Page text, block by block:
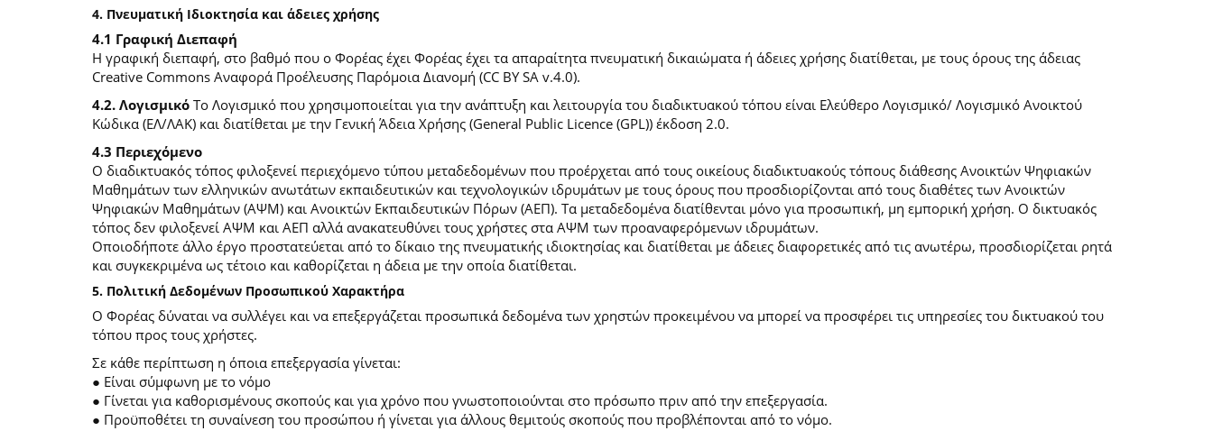
4. Πνευματική Ιδιοκτησία και άδειες χρήσης
4.1 Γραφική Διεπαφή
Η γραφική διεπαφή, στο βαθμό που ο Φορέας έχει Φορέας έχει τα απαραίτητα πνευματική δικαιώματα ή άδειες χρήσης διατίθεται, με τους όρους της άδειας
Creative Commons Αναφορά Προέλευσης Παρόμοια Διανομή (CC BY SA v.4.0).
4.2. ΛογισμικόΤο Λογισμικό που χρησιμοποιείται για την ανάπτυξη και λειτουργία του διαδικτυακού τόπου είναι Ελεύθερο Λογισμικό/ Λογισμικό Ανοικτού
Κώδικα (ΕΛ/ΛΑΚ) και διατίθεται με την Γενική Άδεια Χρήσης (General Public Licence (GPL)) έκδοση 2.0.
4.3 Περιεχόμενο
O διαδικτυακός τόπος φιλοξενεί περιεχόμενο τύπου μεταδεδομένων που προέρχεται από τους οικείους διαδικτυακούς τόπους διάθεσης Ανοικτών Ψηφιακών
Μαθημάτων των ελληνικών ανωτάτων εκπαιδευτικών και τεχνολογικών ιδρυμάτων με τους όρους που προσδιορίζονται από τους διαθέτες των Ανοικτών
Ψηφιακών Μαθημάτων (ΑΨΜ) και Ανοικτών Εκπαιδευτικών Πόρων (ΑΕΠ). Τα μεταδεδομένα διατίθενται μόνο για προσωπική, μη εμπορική χρήση. Ο δικτυακός
τόπος δεν φιλοξενεί ΑΨΜ και ΑΕΠ αλλά ανακατευθύνει τους χρήστες στα ΑΨΜ των προαναφερόμενων ιδρυμάτων.
Οποιοδήποτε άλλο έργο προστατεύεται από το δίκαιο της πνευματικής ιδιοκτησίας και διατίθεται με άδειες διαφορετικές από τις ανωτέρω, προσδιορίζεται ρητά
και συγκεκριμένα ως τέτοιο και καθορίζεται η άδεια με την οποία διατίθεται.
5. Πολιτική Δεδομένων Προσωπικού Χαρακτήρα
Ο Φορέας δύναται να συλλέγει και να επεξεργάζεται προσωπικά δεδομένα των χρηστών προκειμένου να μπορεί να προσφέρει τις υπηρεσίες του δικτυακού του
τόπου προς τους χρήστες.
Σε κάθε περίπτωση η όποια επεξεργασία γίνεται:
● Είναι σύμφωνη με το νόμο
● Γίνεται για καθορισμένους σκοπούς και για χρόνο που γνωστοποιούνται στο πρόσωπο πριν από την επεξεργασία.
● Προϋποθέτει τη συναίνεση του προσώπου ή γίνεται για άλλους θεμιτούς σκοπούς που προβλέπονται από το νόμο.